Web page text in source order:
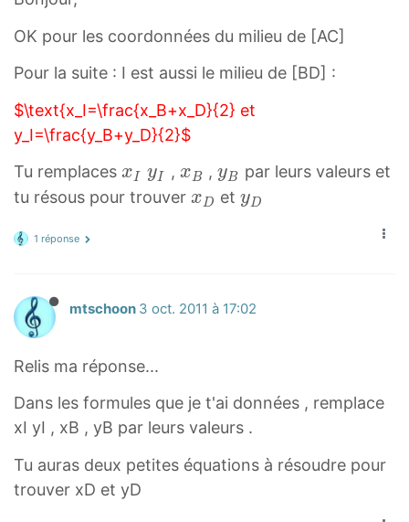
OK pour les coordonnées du milieu de [AC]
Pour la suite : I est aussi le milieu de [BD] :
$\text{x_I=\frac{x_B+x_D}{2} et
y_I=\frac{y_B+y_D}{2}$
Tu remplaces x
I
x I
y
I
yI , x
B
x B , y
B
yB
par leurs valeurs et
tu résous pour trouver x
x D et y
yD
1 réponse
mtschoon 3 oct. 2011 à 17:02
Relis ma réponse...
Dans les formules que je t'ai données , remplace
xI yI , xB , yB par leurs valeurs .
Tu auras deux petites équations à résoudre pour
trouver xD et yD